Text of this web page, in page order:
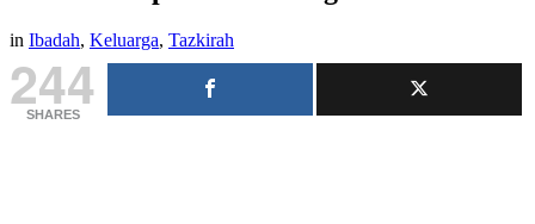
in Ibadah, Keluarga, Tazkirah
244
SHARES